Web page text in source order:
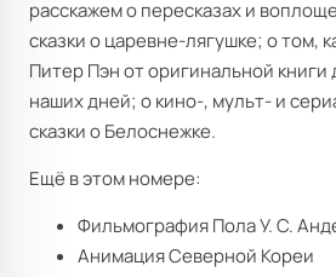
расскажем о пересказах и
сказки о царевне-лягушке; о том,
Питер Пэн от оригинальной
наших дней; о кино-, мульт- и
сказки о Белоснежке.
Ещё в этом номере:
Фильмография Пола У. С.
Анимация Северной Кореи